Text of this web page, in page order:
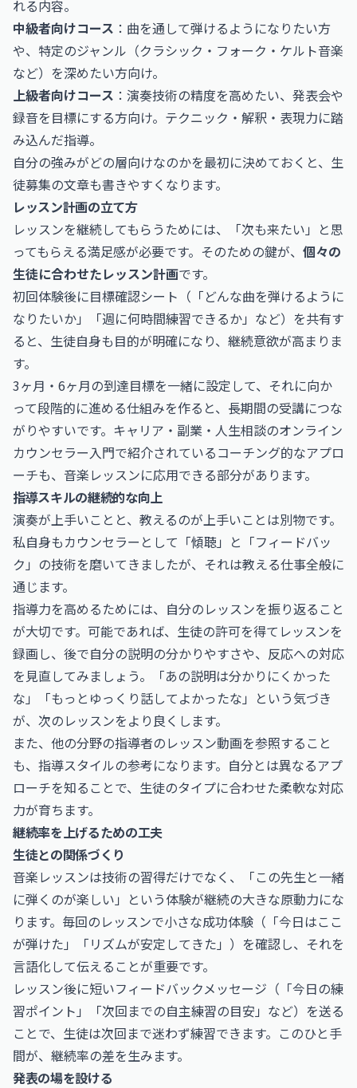
れる内容。
中級者向けコース ：曲を通して弾けるようになりたい方
や、特定のジャンル（クラシック・フォーク・ケルト音楽
など）を深めたい方向け。
上級者向けコース ：演奏技術の精度を高めたい、発表会や
録音を目標にする方向け。テクニック・解釈・表現力に踏
み込んだ指導。
自分の強みがどの層向けなのかを最初に決めておくと、生
徒募集の文章も書きやすくなります。
レッスン計画の立て方
レッスンを継続してもらうためには、「次も来たい」と思
ってもらえる満足感が必要です。そのための鍵が、 個々の
生徒に合わせたレッスン計画です。
初回体験後に目標確認シート（「どんな曲を弾けるように
なりたいか」「週に何時間練習できるか」など）を共有す
ると、生徒自身も目的が明確になり、継続意欲が高まりま
す。
3ヶ月・6ヶ月の到達目標を一緒に設定して、それに向か
って段階的に進める仕組みを作ると、長期間の受講につな
がりやすいです。 キャリア・副業・人生相談のオンライン
カウンセラー入門で紹介されているコーチング的なアプロ
ーチも、音楽レッスンに応用できる部分があります。
指導スキルの継続的な向上
演奏が上手いことと、教えるのが上手いことは別物です。
私自身もカウンセラーとして「傾聴」と「フィードバッ
ク」の技術を磨いてきましたが、それは教える仕事全般に
通じます。
指導力を高めるためには、自分のレッスンを振り返ること
が大切です。可能であれば、生徒の許可を得てレッスンを
録画し、後で自分の説明の分かりやすさや、反応への対応
を見直してみましょう。「あの説明は分かりにくかった
な」「もっとゆっくり話してよかったな」という気づき
が、次のレッスンをより良くします。
また、他の分野の指導者のレッスン動画を参照すること
も、指導スタイルの参考になります。自分とは異なるアプ
ローチを知ることで、生徒のタイプに合わせた柔軟な対応
力が育ちます。
継続率を上げるための工夫
生徒との関係づくり
音楽レッスンは技術の習得だけでなく、「この先生と一緒
に弾くのが楽しい」という体験が継続の大きな原動力にな
ります。毎回のレッスンで小さな成功体験（「今日はここ
が弾けた」「リズムが安定してきた」）を確認し、それを
言語化して伝えることが重要です。
レッスン後に短いフィードバックメッセージ（「今日の練
習ポイント」「次回までの自主練習の目安」など）を送る
ことで、生徒は次回まで迷わず練習できます。このひと手
間が、継続率の差を生みます。
発表の場を設ける